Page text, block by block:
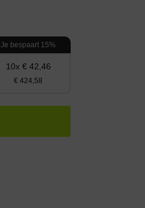
Je bespaart 15%
10x € 42,46
€ 424,58